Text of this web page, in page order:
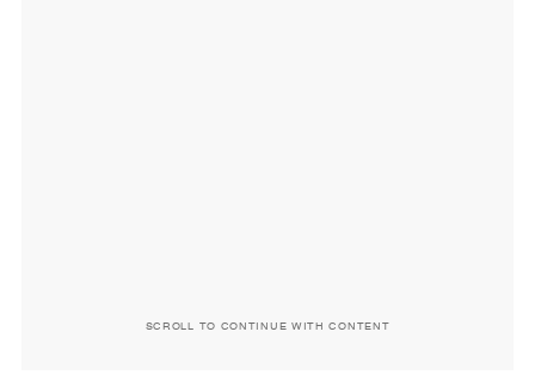
SCROLL TO CONTINUE WITH CONTENT